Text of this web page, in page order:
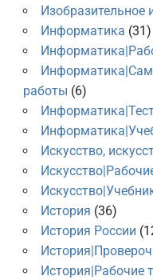
Изобразительное
Информатика (31)
работы (6)
Искусство,
История (36)
История России
История|Рабочие